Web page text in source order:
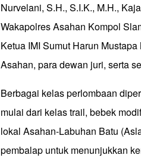
Nurvelani, S.H., S.I.K., M.H.,
Wakapolres Asahan Kompol
Ketua IMI Sumut Harun
Asahan, para dewan juri, serta
Berbagai kelas perlombaan
mulai dari kelas trail, bebek
lokal Asahan-Labuhan Batu
pembalap untuk menunjukkan